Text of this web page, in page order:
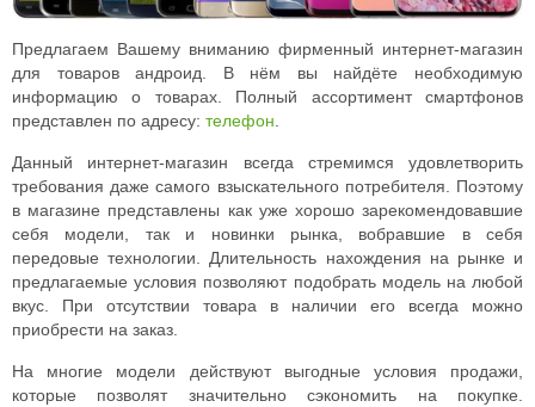
Предлагаем Вашему вниманию фирменный интернет-магазин
для товаров андроид. В нём вы найдёте необходимую
информацию о товарах. Полный ассортимент смартфонов
представлен по адресу: телефон
Данный интернет-магазин всегда стремимся удовлетворить
требования даже самого взыскательного потребителя. Поэтому
в магазине представлены как уже хорошо зарекомендовавшие
себя модели, так и новинки рынка, вобравшие в себя
передовые технологии. Длительность нахождения на рынке и
предлагаемые условия позволяют подобрать модель на любой
вкус. При отсутствии товара в наличии его всегда можно
приобрести на заказ.
На многие модели действуют выгодные условия продажи,
которые позволят значительно сэкономить на покупке.